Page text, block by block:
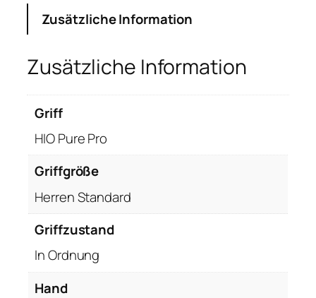
Zusätzliche Information
Zusätzliche Information
Griff
HIO Pure Pro
Griffgröße
Herren Standard
Griffzustand
In Ordnung
Hand